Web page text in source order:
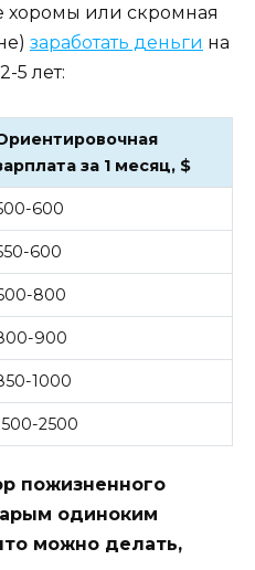
хоромы или скромная
заработать деньги на
5 лет:
за 1 месяц, $
600
600
800
900
1000
2500
пожизненного
одиноким
можно делать,